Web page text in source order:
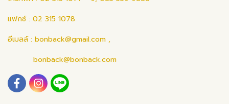
แฟกซ์ : 02 315 1078
อีเมลล์ : bonback@gmail.com ,
bonback@bonback.com